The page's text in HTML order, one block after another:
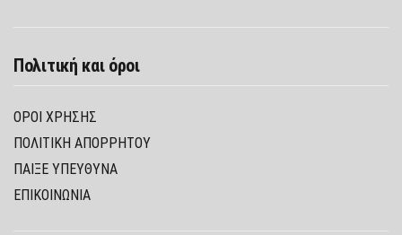
Πολιτική και όροι
ΌΡΟΙ ΧΡΉΣΗΣ
ΠΟΛΙΤΙΚΉ ΑΠΟΡΡΉΤΟΥ
ΠΑΊΞΕ ΥΠΕΎΘΥΝΑ
ΕΠΙΚΟΙΝΩΝΙΑ